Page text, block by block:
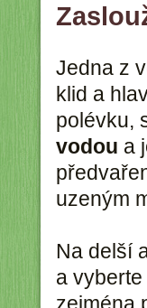
Jedna z
klid a
polévku,
vodou a
uzeným
Na delší
a vyberte